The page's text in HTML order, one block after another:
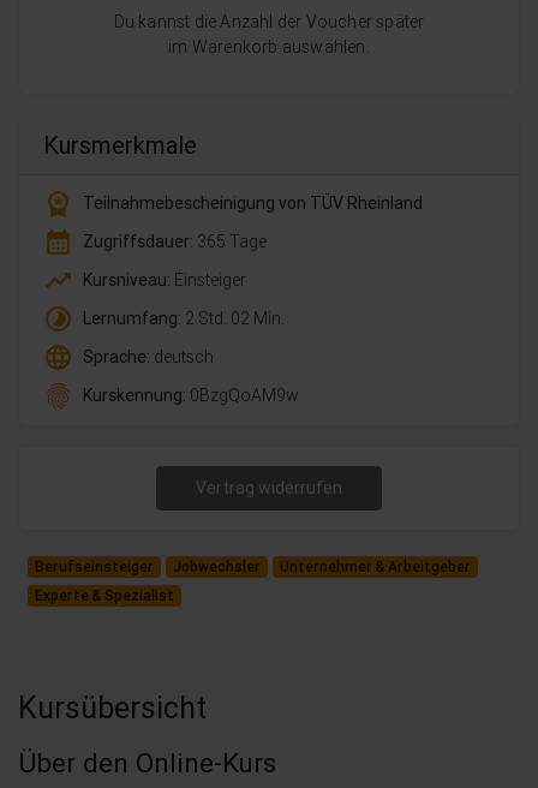
Du kannst die Anzahl der Voucher später
im Warenkorb auswählen.
Kursmerkmale
workspace_premium
Teilnahmebescheinigung von TÜV Rheinland
calendar_month Zugriffsdauer: 365 Tage
trending_up Kursniveau: Einsteiger
timelapse Lernumfang: 2 Std. 02 Min.
language Sprache: deutsch
fingerprint Kurskennung: 0BzgQoAM9w
Vertrag widerrufen
Berufseinsteiger Jobwechsler
Unternehmer & Arbeitgeber
Experte & Spezialist
Kursübersicht
Über den Online-Kurs